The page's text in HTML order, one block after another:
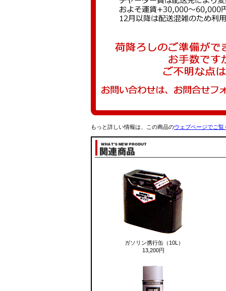
もっと詳しい情報は、この商品のウェブページでご覧
ガソリン携行缶（10L）
13,200円